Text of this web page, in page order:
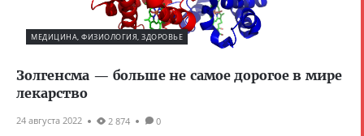
МЕДИЦИНА, ФИЗИОЛОГИЯ, ЗДОРОВЬЕ
Золгенсма — больше не самое дорогое в мире
лекарство
24 августа 2022 2 874 0